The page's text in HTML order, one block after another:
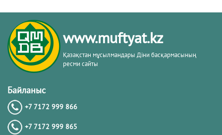
БЕРЕКЕЛІ БАРААТ ТҮНІ
06.04.2020
31.07.2017
www.muftyat.kz
Қазақстан мұсылмандары Діни басқармасының
ресми сайты
Байланыс
+7 7172 999 866
+7 7172 999 865